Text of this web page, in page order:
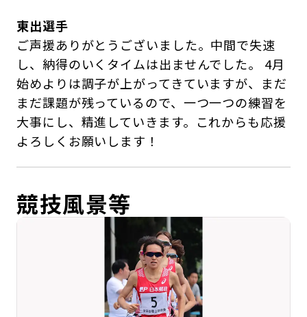
東出選手
ご声援ありがとうございました。中間で失速
し、納得のいくタイムは出ませんでした。 4月
始めよりは調子が上がってきていますが、まだ
まだ課題が残っているので、一つ一つの練習を
大事にし、精進していきます。これからも応援
よろしくお願いします！
競技風景等